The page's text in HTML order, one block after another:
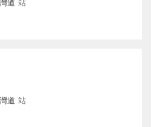
道 站
道 站